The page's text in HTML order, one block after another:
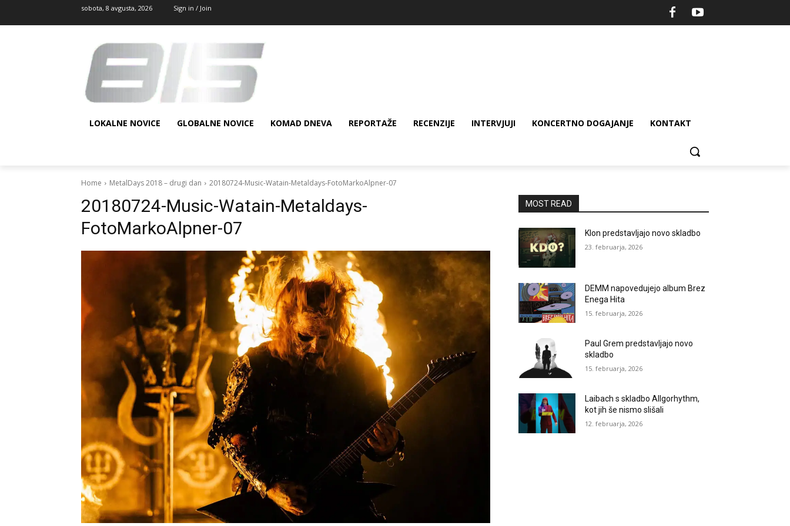
sobota, 8 avgusta, 2026 Sign in / Join
LOKALNE NOVICE GLOBALNE NOVICE KOMAD DNEVA REPORTAŽE RECENZIJE INTERVJUJI KONCERTNO DOGAJANJE KONTAKT
Home MetalDays 2018 – drugi dan 20180724-Music-Watain-Metaldays-FotoMarkoAlpner-07
20180724-Music-Watain-Metaldays-
FotoMarkoAlpner-07
MOST READ
Klon predstavljajo novo skladbo
23. februarja, 2026
DEMM napovedujejo album Brez
Enega Hita
15. februarja, 2026
Paul Grem predstavljajo novo
skladbo
15. februarja, 2026
Laibach s skladbo Allgorhythm,
kot jih še nismo slišali
12. februarja, 2026